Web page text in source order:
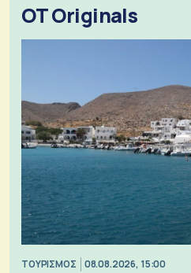
OT Originals
ΤΟΥΡΙΣΜΟΣ 08.08.2026, 15:00